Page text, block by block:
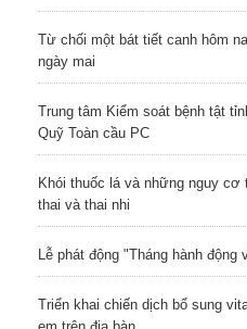
Từ chối một bát tiết canh hôm
ngày mai
Trung tâm Kiểm soát bệnh tật
Quỹ Toàn cầu PC
Khói thuốc lá và những nguy
thai và thai nhi
Lễ phát động "Tháng hành động
Triển khai chiến dịch bổ sung